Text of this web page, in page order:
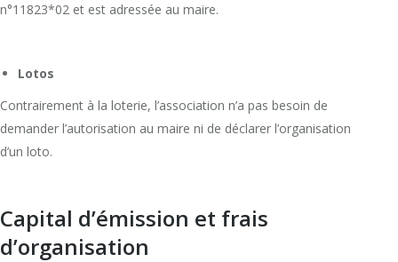
n°11823*02 et est adressée au maire.
Lotos
Contrairement à la loterie, l’association n’a pas besoin de
demander l’autorisation au maire ni de déclarer l’organisation
d’un loto.
Capital d’émission et frais
d’organisation